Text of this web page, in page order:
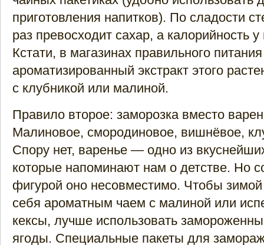
приготовления напитков). По сладости
раз превосходит сахар, а калорийность
Кстати, в магазинах правильного
ароматизированный экстракт этого
с клубникой или малиной.
Правило второе: заморозка вместо
Малиновое, смородиновое, вишнёвое,
Спору нет, варенье — одно из
которые напоминают нам о детстве. Но
фигурой оно несовместимо. Чтобы
себя ароматным чаем с малиной или
кексы, лучше использовать
ягоды. Специальные пакеты для